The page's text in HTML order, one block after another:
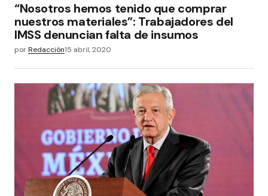
“Nosotros hemos tenido que comprar
nuestros materiales”: Trabajadores del
IMSS denuncian falta de insumos
porRedacción15 abril, 2020